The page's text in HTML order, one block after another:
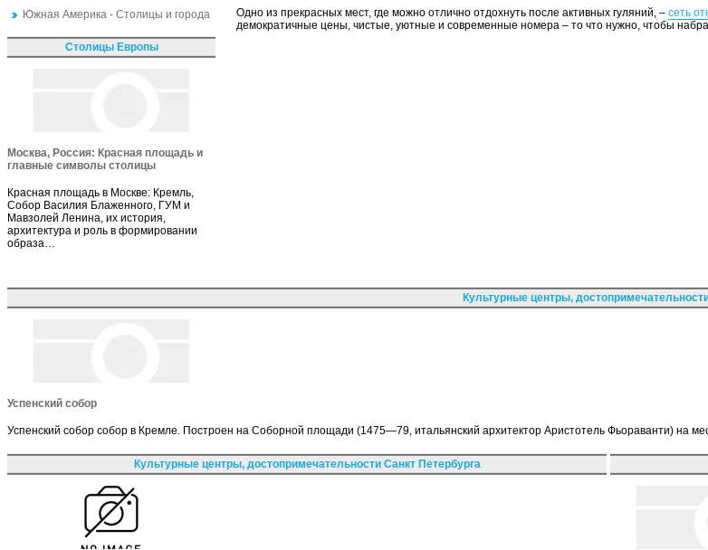
Южная Америка - Столицы и города
Столицы Европы
Москва, Россия: Красная площадь и
главные символы столицы
Красная площадь в Москве: Кремль,
Собор Василия Блаженного, ГУМ и
Мавзолей Ленина, их история,
архитектура и роль в формировании
образа…
Одно из прекрасных мест, где можно отлично отдохнуть после активных гуляний, – сеть
демократичные цены, чистые, уютные и современные номера – то что нужно, чтобы
Культурные центры,
Успенский собор
Успенский собор собор в Кремле. Построен на Соборной площади (1475—79, итальянский архитектор Аристотель Фьораванти) на
Культурные центры, достопримечательности Санкт Петербурга